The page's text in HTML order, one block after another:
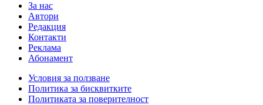
За нас
Автори
Редакция
Контакти
Реклама
Абонамент
Условия за ползване
Политика за бисквитките
Политиката за поверителност